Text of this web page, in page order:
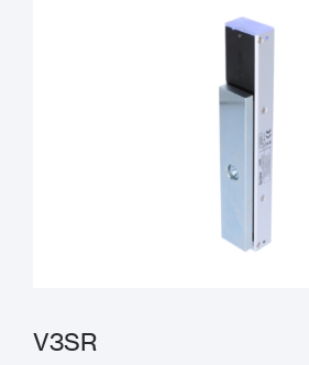
V3SR